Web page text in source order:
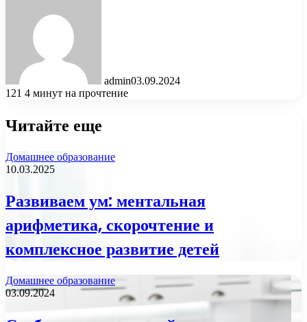
admin03.09.2024
121 4 минут на прочтение
Читайте еще
Домашнее образование
10.03.2025
Развиваем ум: ментальная
арифметика, скорочтение и
комплексное развитие детей
Домашнее образование
03.09.2024